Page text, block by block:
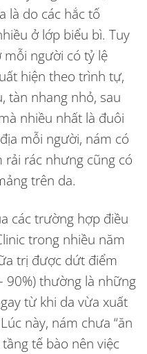
là do các hắc tố
ở lớp biểu bì. Tuy
người có tỷ lệ
hiện theo trình tự,
tàn nhang nhỏ, sau
nhiều nhất là đuôi
mỗi người, nám có
rải rác nhưng cũng có
trên da.
các trường hợp điều
trong nhiều năm
trị được dứt điểm
90%) thường là những
từ khi da vừa xuất
này, nám chưa “ăn
tầng tế bào nên việc